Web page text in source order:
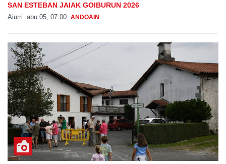
SAN ESTEBAN JAIAK GOIBURUN 2026
Aiurri abu 05, 07:00 ANDOAIN